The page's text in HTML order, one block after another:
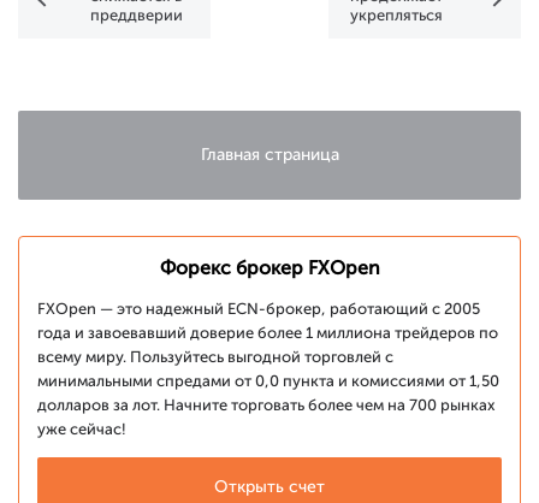
преддверии
укрепляться
Главная страница
Форекс брокер FXOpen
FXOpen — это надежный ECN-брокер, работающий с 2005
года и завоевавший доверие более 1 миллиона трейдеров по
всему миру. Пользуйтесь выгодной торговлей с
минимальными спредами от 0,0 пункта и комиссиями от 1,50
долларов за лот. Начните торговать более чем на 700 рынках
уже сейчас!
Открыть счет